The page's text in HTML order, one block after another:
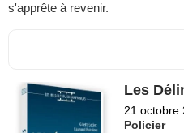
s'apprête à revenir.
Les
21 octobre
Policier